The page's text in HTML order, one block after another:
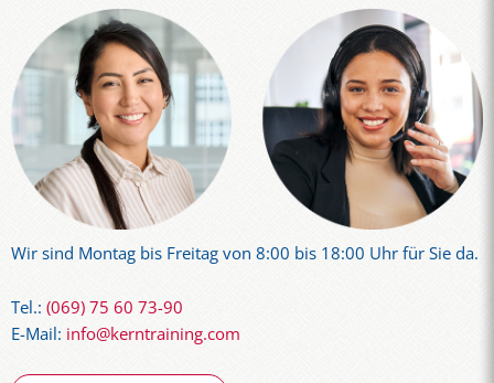
Wir sind Montag bis Freitag von 8:00 bis 18:00 Uhr für Sie da.
Tel.: (069) 75 60 73-90
E-Mail: info@kerntraining.com